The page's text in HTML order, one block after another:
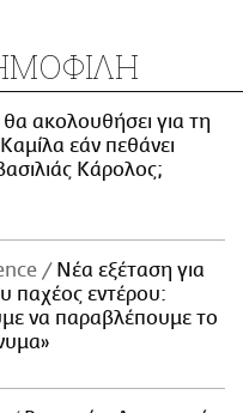
θα ακολουθήσει για τη
εάν πεθάνει
Κάρολος;
Νέα εξέταση για
παχέος εντέρου:
να παραβλέπουμε το